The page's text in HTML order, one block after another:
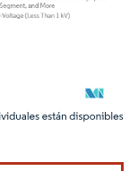
según CC BY 4.0.